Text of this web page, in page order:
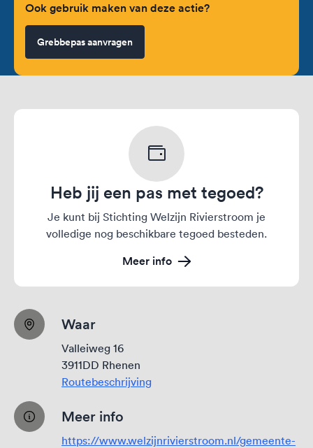
Ook gebruik maken van deze actie?
Grebbepas aanvragen
Heb jij een pas met tegoed?
Je kunt bij Stichting Welzijn Rivierstroom je
volledige nog beschikbare tegoed besteden.
Meer info
Waar
Valleiweg 16
3911DD Rhenen
Routebeschrijving
Meer info
https://www.welzijnrivierstroom.nl/gemeente-